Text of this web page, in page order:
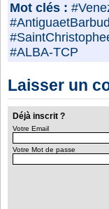
Mot clés :
#ALBA-TCP
Laisser un
Déjà inscrit ?
Votre Email
Votre Mot de passe